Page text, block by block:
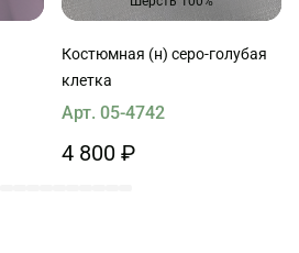
Костюмная (н) серо-голубая
клетка
Арт. 05-4742
4 800 ₽